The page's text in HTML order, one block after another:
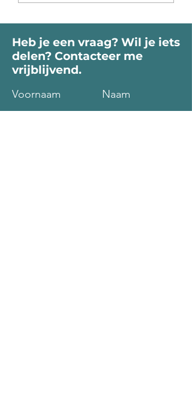
Heb je een vraag? Wil je iets
delen? Contacteer me
vrijblijvend.
Voornaam Naam